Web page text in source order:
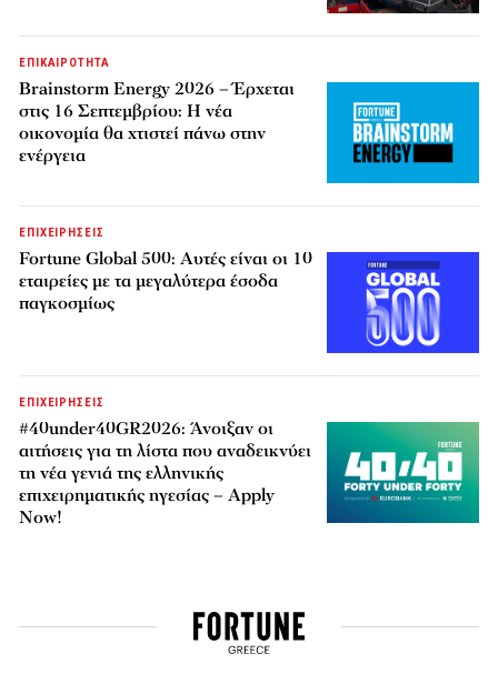
ΕΠΙΚΑΙΡΟΤΗΤΑ
Brainstorm Energy 2026 – Έρχεται
στις 16 Σεπτεμβρίου: Η νέα
οικονομία θα χτιστεί πάνω στην
ενέργεια
ΕΠΙΧΕΙΡΗΣΕΙΣ
Fortune Global 500: Αυτές είναι οι 10
εταιρείες με τα μεγαλύτερα έσοδα
παγκοσμίως
ΕΠΙΧΕΙΡΗΣΕΙΣ
#40under40GR2026: Άνοιξαν οι
αιτήσεις για τη λίστα που αναδεικνύει
τη νέα γενιά της ελληνικής
επιχειρηματικής ηγεσίας – Apply
Now!